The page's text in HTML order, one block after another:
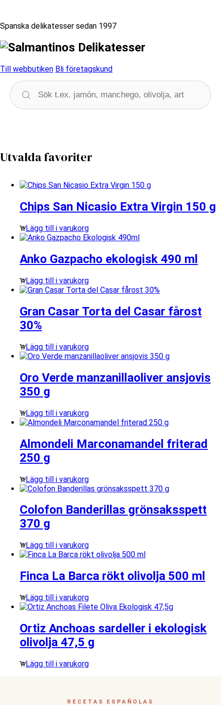
Spanska delikatesser sedan 1997
Till webbutiken Bli företagskund
Utvalda favoriter
Chips San Nicasio Extra Virgin 150 g
Lägg till i varukorg
Anko Gazpacho ekologisk 490 ml
Lägg till i varukorg
Gran Casar Torta del Casar fårost
30%
Lägg till i varukorg
Oro Verde manzanillaoliver ansjovis
350 g
Lägg till i varukorg
Almondeli Marconamandel friterad
250 g
Lägg till i varukorg
Colofon Banderillas grönsaksspett
370 g
Lägg till i varukorg
Finca La Barca rökt olivolja 500 ml
Lägg till i varukorg
Ortiz Anchoas sardeller i ekologisk
olivolja 47,5 g
Lägg till i varukorg
RECETAS ESPAÑOLAS